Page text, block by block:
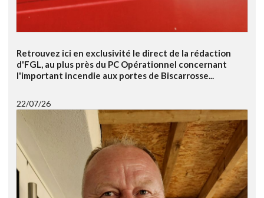
Retrouvez ici en exclusivité le direct de la rédaction
d'FGL, au plus près du PC Opérationnel concernant
l'important incendie aux portes de Biscarrosse...
22/07/26